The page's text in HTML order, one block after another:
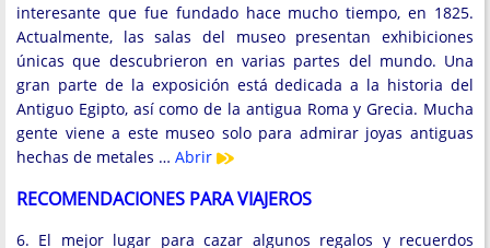
interesante que fue fundado hace mucho tiempo, en 1825.
Actualmente, las salas del museo presentan exhibiciones
únicas que descubrieron en varias partes del mundo. Una
gran parte de la exposición está dedicada a la historia del
Antiguo Egipto, así como de la antigua Roma y Grecia. Mucha
gente viene a este museo solo para admirar joyas antiguas
hechas de metales … Abrir
RECOMENDACIONES PARA VIAJEROS
6. El mejor lugar para cazar algunos regalos y recuerdos